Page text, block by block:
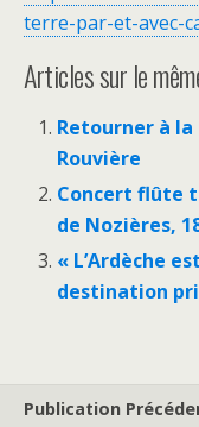
terre-par-et-avec-
Articles sur le
Retourner à
Rouvière
Concert flûte
de Nozières,
« L’Ardèche
destination
Publication